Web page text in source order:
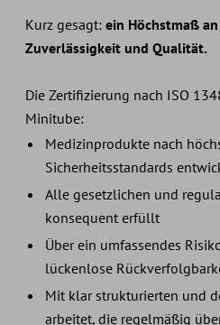
Kurz gesagt: ein Höchstmaß
Zuverlässigkeit und Qualität.
Die Zertifizierung nach ISO
Minitube:
Medizinprodukte nach
Sicherheitsstandards
Alle gesetzlichen und
konsequent erfüllt
Über ein umfassendes
lückenlose
Mit klar strukturierten und
arbeitet, die regelmäßig